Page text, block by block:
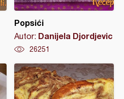
Popsići
Autor: Danijela Djordjevic
26251